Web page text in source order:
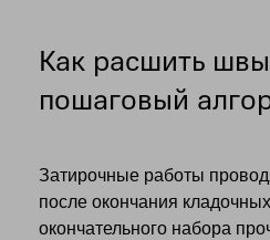
Как расшить
пошаговый
Затирочные работы
после окончания
окончательного набора